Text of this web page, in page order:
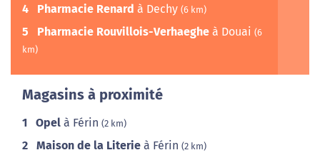
4 Pharmacie Renard à Dechy (6 km)
5 Pharmacie Rouvillois-Verhaeghe à Douai (6
km)
Magasins à proximité
1 Opel à Férin (2 km)
2 Maison de la Literie à Férin (2 km)